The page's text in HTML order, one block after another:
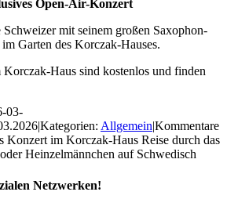
Open-Air-Konzert
mit seinem großen Saxophon-
Garten des Korczak-Hauses.
Haus sind kostenlos und finden
03-
|Kategorien: Allgemein|Kommentare
im Korczak-Haus Reise durch das
Heinzelmännchen auf Schwedisch
Netzwerken!